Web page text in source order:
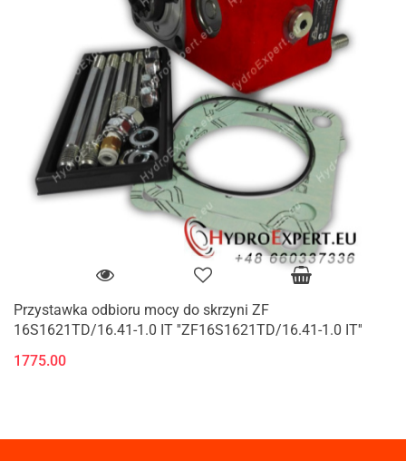
Przystawka odbioru mocy do skrzyni ZF
16S1621TD/16.41-1.0 IT ''ZF16S1621TD/16.41-1.0 IT''
1775.00